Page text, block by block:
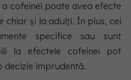
a cofeinei poate avea efecte
chiar și la adulți. În plus, cei
specifice sau sunt
la efectele cofeinei pot
decizie imprudentă.